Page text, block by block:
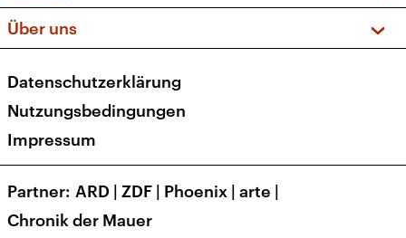
Apps
Newsletter
Veranstaltungen
Social Media
Über uns
Presse
Karriere
Transparenz
Datenschutzerklärung
Nutzungsbedingungen
Impressum
Partner ARD | ZDF | Phoenix | arte |
Chronik der Mauer